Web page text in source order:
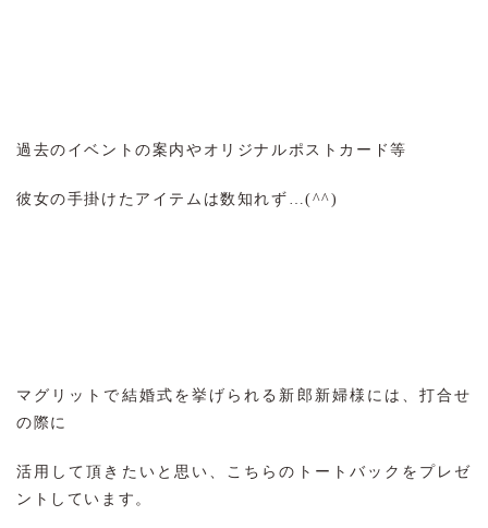
過去のイベントの案内やオリジナルポストカード等
彼女の手掛けたアイテムは数知れず…(^^)
マグリットで結婚式を挙げられる新郎新婦様には、打合せ
の際に
活用して頂きたいと思い、こちらのトートバックをプレゼ
ントしています。